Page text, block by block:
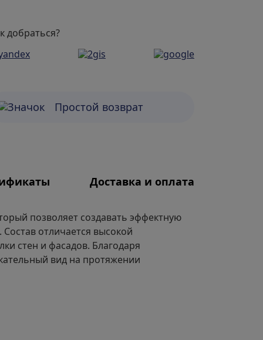
добраться?
Простой возврат
Доставка и оплата
позволяет создавать эффектную
отличается высокой
стен и фасадов. Благодаря
вид на протяжении